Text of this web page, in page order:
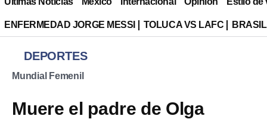
ENFERMEDAD JORGE MESSI TOLUCA VS LAFC
DEPORTES
Mundial Femenil
Muere el padre de Olga